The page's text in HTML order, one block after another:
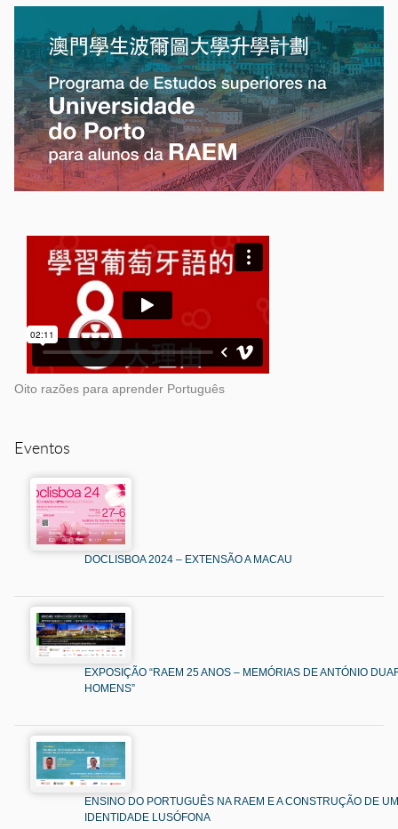
Oito razões para aprender Português
Eventos
DOCLISBOA 2024 – EXTENSÃO A MACAU
EXPOSIÇÃO “RAEM 25 ANOS – MEMÓRIAS DE ANTÓNIO
HOMENS”
ENSINO DO PORTUGUÊS NA RAEM E A CONSTRUÇÃO DE
IDENTIDADE LUSÓFONA